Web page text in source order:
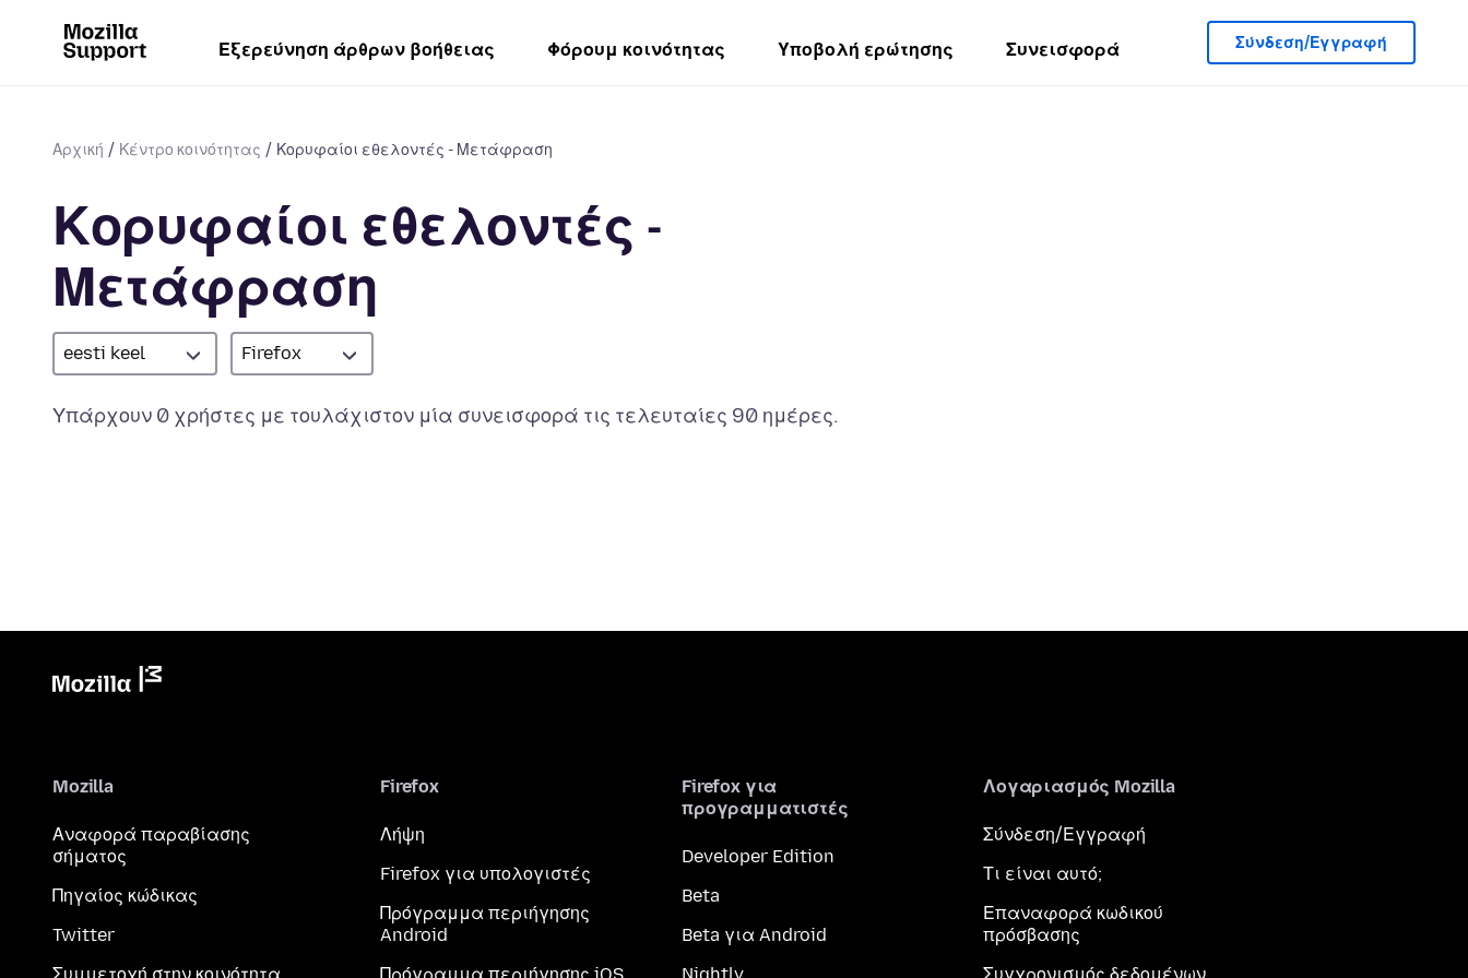
Εξερεύνηση άρθρων βοήθειας Φόρουμ κοινότητας Υποβολή ερώτησης Συνεισφορά Σύνδεση/Εγγραφή
Αρχική Κέντρο κοινότητας Κορυφαίοι εθελοντές - Μετάφραση
Κορυφαίοι εθελοντές -
Μετάφραση
eesti keel Firefox
Υπάρχουν 0 χρήστες με τουλάχιστον μία συνεισφορά τις τελευταίες 90 ημέρες.
Mozilla
Αναφορά παραβίασης
σήματος
Πηγαίος κώδικας
Twitter
Firefox
Λήψη
Firefox για υπολογιστές
Πρόγραμμα περιήγησης
Android
Firefox για
προγραμματιστές
Developer Edition
Beta
Beta για Android
Λογαριασμός Mozilla
Σύνδεση/Εγγραφή
Τι είναι αυτό;
Επαναφορά κωδικού
πρόσβασης